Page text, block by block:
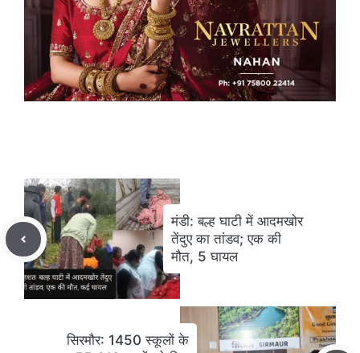
मंडी: बल्ह घाटी में आदमखोर
तेंदुए का तांडव; एक की
मौत, 5 घायल
सिरमौर: 1450 स्कूलों के